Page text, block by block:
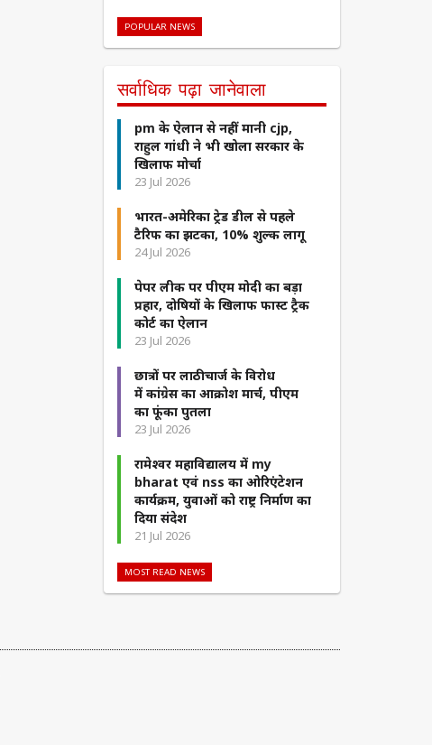
POPULAR NEWS
सर्वाधिक पढ़ा जानेवाला
pm के ऐलान से नहीं मानी cjp,
राहुल गांधी ने भी खोला सरकार के
खिलाफ मोर्चा
23 Jul 2026
भारत-अमेरिका ट्रेड डील से पहले
टैरिफ का झटका, 10% शुल्क लागू
24 Jul 2026
पेपर लीक पर पीएम मोदी का बड़ा
प्रहार, दोषियों के खिलाफ फास्ट ट्रैक
कोर्ट का ऐलान
23 Jul 2026
छात्रों पर लाठीचार्ज के विरोध
में कांग्रेस का आक्रोश मार्च, पीएम
का फूंका पुतला
23 Jul 2026
रामेश्वर महाविद्यालय में my
bharat एवं nss का ओरिएंटेशन
कार्यक्रम, युवाओं को राष्ट्र निर्माण का
दिया संदेश
21 Jul 2026
MOST READ NEWS